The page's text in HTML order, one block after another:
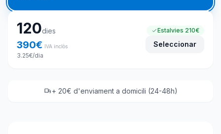
120dies
390€ IVA inclòs
3.25€/dia
Estalvies 210€
Seleccionar
+ 20€ d'enviament a domicili (24-48h)